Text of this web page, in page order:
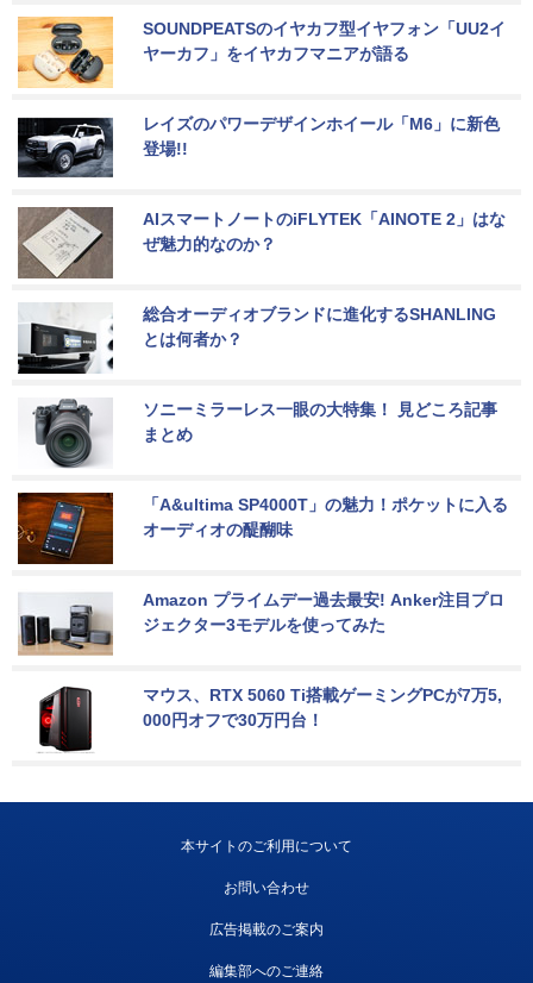
SOUNDPEATSのイヤカフ型イヤフォン「UU2イ
ヤーカフ」をイヤカフマニアが語る
レイズのパワーデザインホイール「M6」に新色
登場!!
AIスマートノートのiFLYTEK「AINOTE 2」はな
ぜ魅力的なのか？
総合オーディオブランドに進化するSHANLING
とは何者か？
ソニーミラーレス一眼の大特集！ 見どころ記事
まとめ
「A&ultima SP4000T」の魅力！ポケットに入る
オーディオの醍醐味
Amazon プライムデー過去最安! Anker注目プロ
ジェクター3モデルを使ってみた
マウス、RTX 5060 Ti搭載ゲーミングPCが7万5,
000円オフで30万円台！
本サイトのご利用について
お問い合わせ
広告掲載のご案内
編集部へのご連絡